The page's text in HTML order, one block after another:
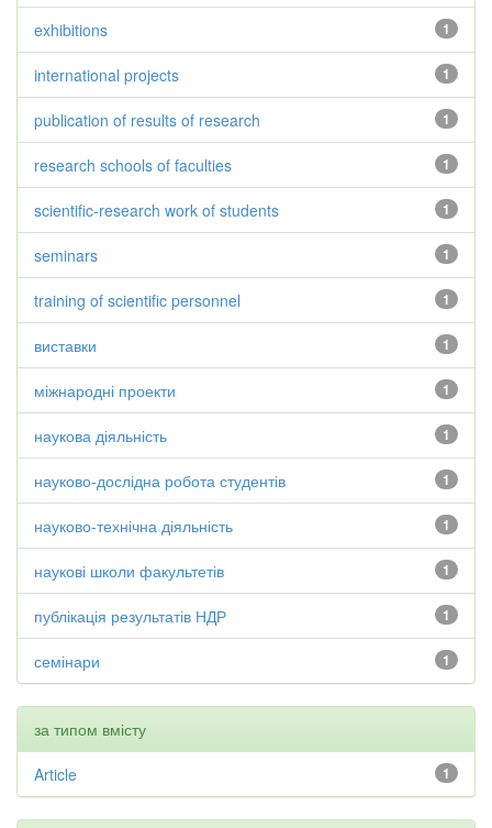
1
exhibitions
1
international projects
1
publication of results of research
1
research schools of faculties
1
scientific-research work of students
1
seminars
1
training of scientific personnel
1
виставки
1
міжнародні проекти
1
наукова діяльність
1
науково-дослідна робота студентів
1
науково-технічна діяльність
1
наукові школи факультетів
1
публікація результатів НДР
1
семінари
за типом вмісту
1
Article